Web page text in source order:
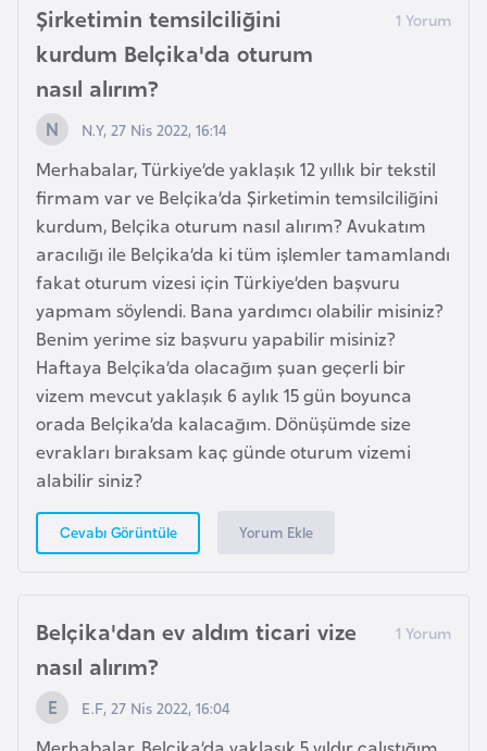
Şirketimin temsilciliğini
kurdum Belçika'da oturum
nasıl alırım?
N.Y, 27 Nis 2022, 16:14
Merhabalar, Türkiye’de yaklaşık 12 yıllık bir tekstil
firmam var ve Belçika’da Şirketimin temsilciliğini
kurdum, Belçika oturum nasıl alırım? Avukatım
aracılığı ile Belçika’da ki tüm işlemler tamamlandı
fakat oturum vizesi için Türkiye’den başvuru
yapmam söylendi. Bana yardımcı olabilir misiniz?
Benim yerime siz başvuru yapabilir misiniz?
Haftaya Belçika’da olacağım şuan geçerli bir
vizem mevcut yaklaşık 6 aylık 15 gün boyunca
orada Belçika’da kalacağım. Dönüşümde size
evrakları bıraksam kaç günde oturum vizemi
alabilir siniz?
Cevabı Görüntüle Yorum Ekle
Belçika'dan ev aldım ticari vize
nasıl alırım?
E.F, 27 Nis 2022, 16:04
E
s
t
o
n
y
a
E
t
i
y
o
p
y
a
F
i
l
i
ş
i
S